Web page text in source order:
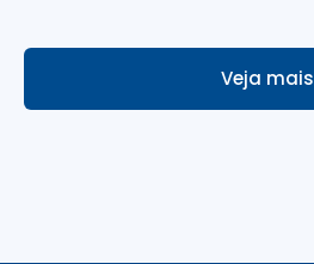
Veja mais